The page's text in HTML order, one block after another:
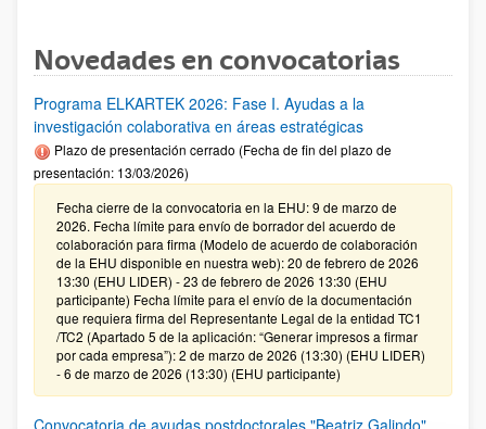
Novedades en convocatorias
Programa ELKARTEK 2026: Fase I. Ayudas a la
investigación colaborativa en áreas estratégicas
Plazo de presentación cerrado (Fecha de fin del plazo de
presentación: 13/03/2026)
Fecha cierre de la convocatoria en la EHU: 9 de marzo de
2026. Fecha límite para envío de borrador del acuerdo de
colaboración para firma (Modelo de acuerdo de colaboración
de la EHU disponible en nuestra web): 20 de febrero de 2026
13:30 (EHU LIDER) - 23 de febrero de 2026 13:30 (EHU
participante) Fecha límite para el envío de la documentación
que requiera firma del Representante Legal de la entidad TC1
/TC2 (Apartado 5 de la aplicación: “Generar impresos a firmar
por cada empresa”): 2 de marzo de 2026 (13:30) (EHU LIDER)
- 6 de marzo de 2026 (13:30) (EHU participante)
Convocatoria de ayudas postdoctorales "Beatriz Galindo"